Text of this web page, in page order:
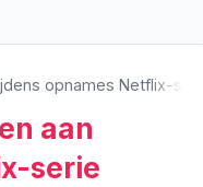
opnames Netflix-serie
aan
serie